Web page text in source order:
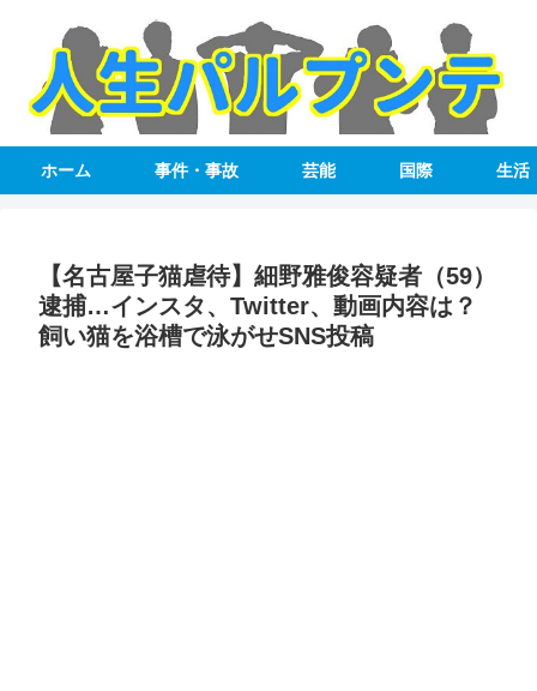
ホーム 事件・事故 芸能 国際 生活
【名古屋子猫虐待】細野雅俊容疑者（59）
逮捕…インスタ、Twitter、動画内容は？
飼い猫を浴槽で泳がせSNS投稿